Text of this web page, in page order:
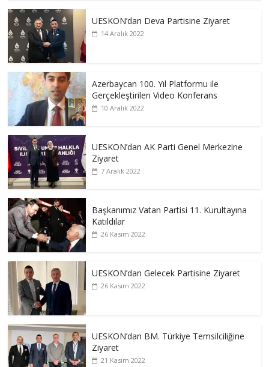
UESKON’dan Deva Partisine Ziyaret
14 Aralık 2022
Azerbaycan 100. Yıl Platformu ile
Gerçekleştirilen Video Konferans
10 Aralık 2022
UESKON’dan AK Parti Genel Merkezine
Ziyaret
7 Aralık 2022
Başkanımız Vatan Partisi 11. Kurultayına
Katıldılar
26 Kasım 2022
UESKON’dan Gelecek Partisine Ziyaret
26 Kasım 2022
UESKON’dan BM. Türkiye Temsilciliğine
Ziyaret
21 Kasım 2022